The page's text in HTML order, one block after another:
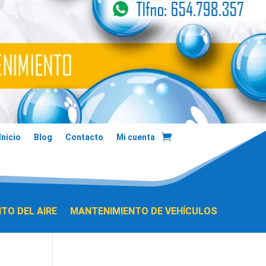
Blog Contacto Mi cuenta
DEL AIRE MANTENIMIENTO DE VEHÍCULOS